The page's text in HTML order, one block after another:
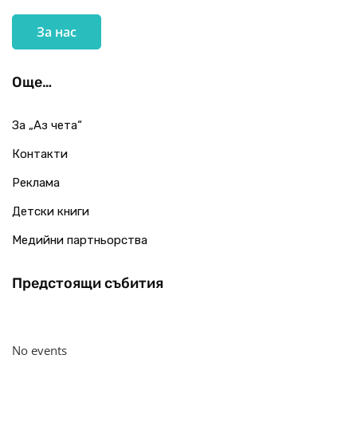
За нас
Още…
За „Аз чета“
Контакти
Реклама
Детски книги
Медийни партньорства
Предстоящи събития
No events